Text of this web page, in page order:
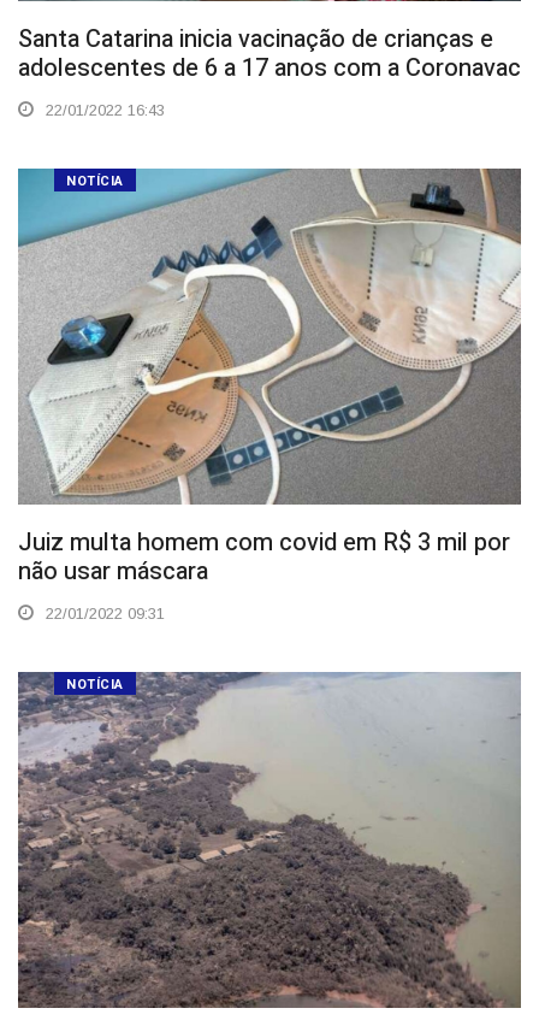
Santa Catarina inicia vacinação de crianças e
adolescentes de 6 a 17 anos com a Coronavac
22/01/2022 16:43
NOTÍCIA
Juiz multa homem com covid em R$ 3 mil por
não usar máscara
22/01/2022 09:31
NOTÍCIA